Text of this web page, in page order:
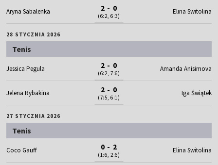
Aryna Sabalenka 2 - 0
(6:2, 6:3)
Elina Switolina
28 STYCZNIA 2026
Tenis
Jessica Pegula 2 - 0
(6:2, 7:6)
Amanda Anisimova
Jelena Rybakina 2 - 0
(7:5, 6:1)
Iga Świątek
27 STYCZNIA 2026
Tenis
Coco Gauff 0 - 2
(1:6, 2:6)
Elina Switolina